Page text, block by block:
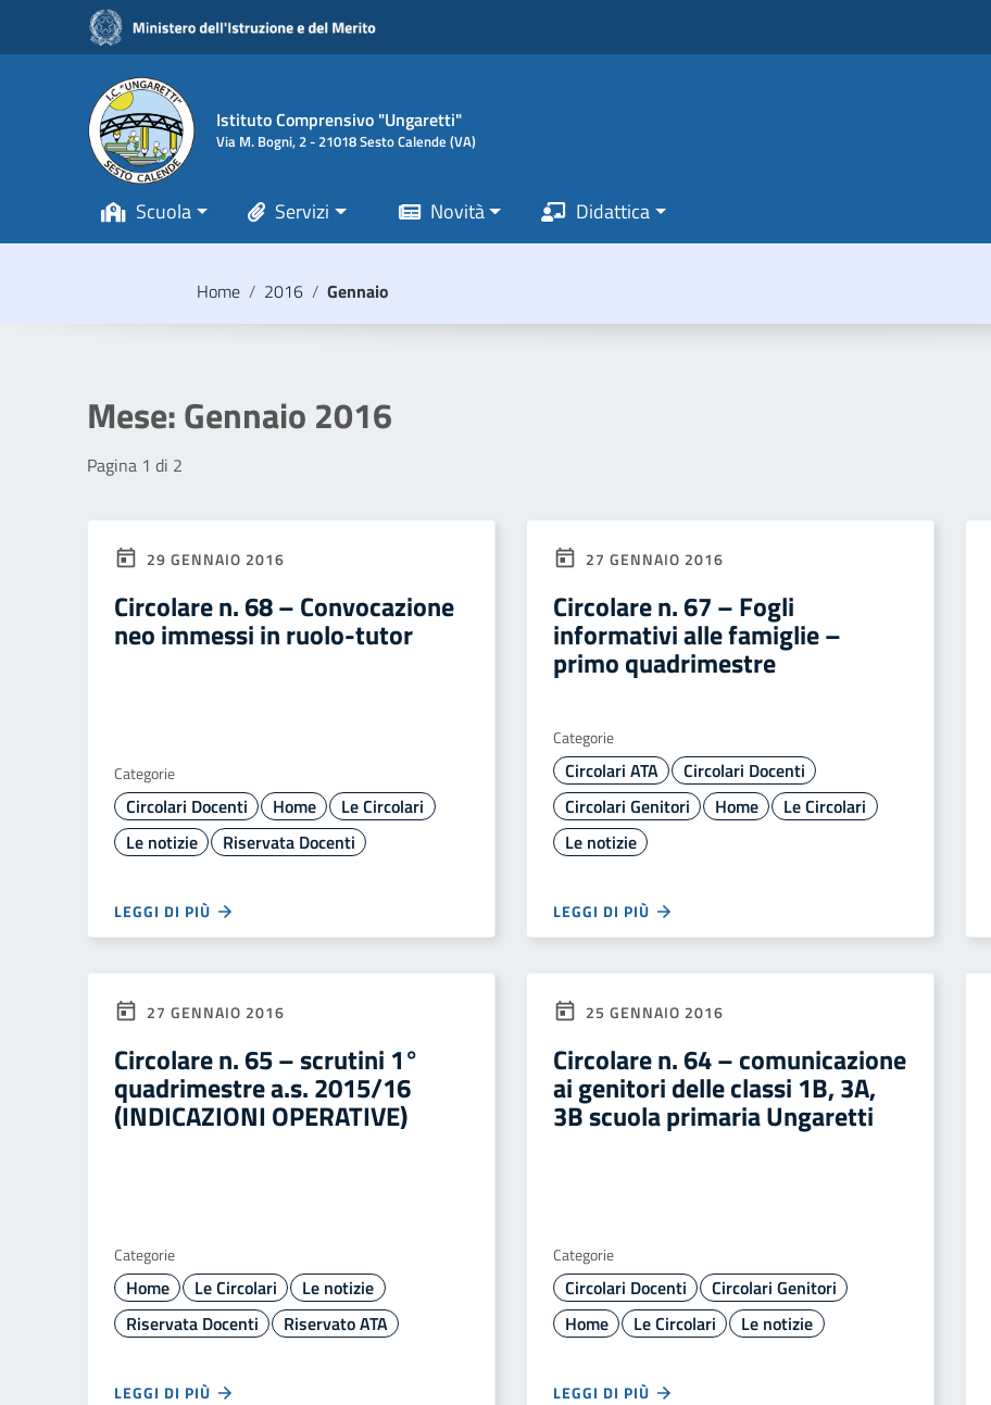
Vai ai contenuti
Vai al menu di navigazione
Vai al footer
Istituto Comprensivo "Ungaretti"
Via M. Bogni, 2 - 21018 Sesto Calende (VA)
Scuola Servizi Novità Didattica
Home / 2016 / Gennaio
Mese:Gennaio 2016
Pagina 1 di 2
29 GENNAIO 2016
Circolare n. 68 – Convocazione
neo immessi in ruolo-tutor
Categorie
Circolari Docenti Home
Le Circolari
Le notizie
Riservata Docenti
LEGGI DI PIÙ
27 GENNAIO 2016
Circolare n. 67 – Fogli
informativi alle famiglie –
primo quadrimestre
Categorie
Circolari ATA
Circolari Docenti
Circolari Genitori
Home
Le Circolari
Le notizie
LEGGI DI PIÙ
27 GENNAIO 2016
Circolare n. 65 – scrutini 1°
quadrimestre a.s. 2015/16
(INDICAZIONI OPERATIVE)
Categorie
Home Le Circolari
Le notizie
Riservata Docenti
Riservato ATA
LEGGI DI PIÙ
25 GENNAIO 2016
Circolare n. 64 – comunicazione
ai genitori delle classi 1B, 3A,
3B scuola primaria Ungaretti
Categorie
Circolari Docenti
Circolari Genitori
Home
Le Circolari Le notizie
LEGGI DI PIÙ